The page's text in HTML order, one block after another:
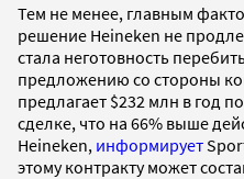
Тем не менее, главным
решение Heineken не
стала неготовность
предложению со стороны
предлагает $232 млн в год
сделке, что на 66% выше
Heineken, информирует
этому контракту может